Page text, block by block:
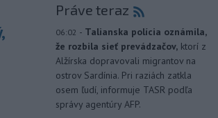
Práve teraz
06:02 - Talianska polícia oznámila,
že rozbila sieť prevádzačov, ktorí z
Alžírska dopravovali migrantov na
ostrov Sardínia. Pri raziách zatkla
osem ľudí, informuje TASR podľa
správy agentúry AFP.